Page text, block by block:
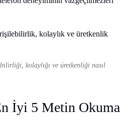
kolaylığı ve üretkenliği nasıl
İyi 5 Metin Okuma